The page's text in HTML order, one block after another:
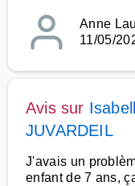
Anne
11/05/
Avis sur
JUVARDEIL
J'avais un
enfant de 7 ans,